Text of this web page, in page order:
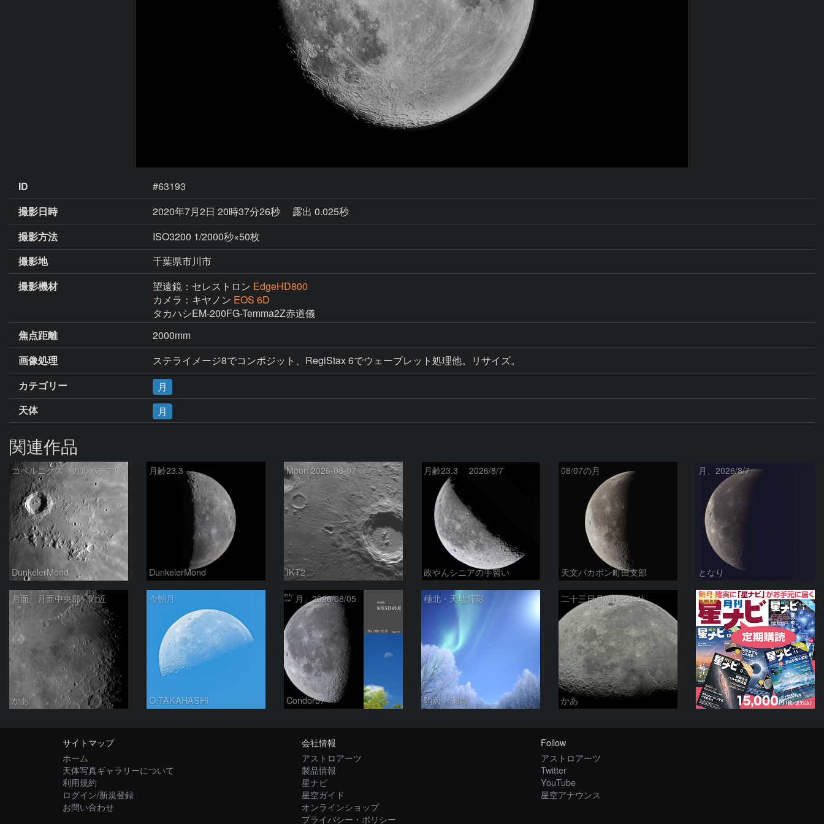
ID
#63193
撮影日時
2020年7月2日 20時37分26秒
露出 0.025秒
撮影方法
ISO3200 1/2000秒×50枚
撮影地
千葉県市川市
撮影機材
望遠鏡：セレストロン EdgeHD800
カメラ：キヤノン EOS 6D
タカハシEM-200FG-Temma2Z赤道儀
焦点距離
2000mm
画像処理
ステライメージ8でコンポジット、RegiStax 6でウェーブレット処理他。リサイズ。
カテゴリー
月
天体
月
関連作品
コペルニクス、カルパチア山脈付近
DunkelerMond
月齢23.3
DunkelerMond
Moon 2026-08-07
IKT2
月齢23.3 2026/8/7
政やんシニアの手習い
08/07の月
天文バカボン町田支部
月、2026/8/7
となり
月面「月面中央部」附近
かあ
今朝月
O.TAKAHASHI
「月」2026/08/05
Condor57
極北・天地輝彩
駒沢 満晴
二十三日月(月齢21.4)
かあ
PR
サイトマップ
ホーム
天体写真ギャラリーについて
利用規約
ログイン/新規登録
お問い合わせ
会社情報
アストロアーツ
製品情報
星ナビ
星空ガイド
オンラインショップ
プライバシー・ポリシー
Follow
アストロアーツ
Twitter
YouTube
星空アナウンス